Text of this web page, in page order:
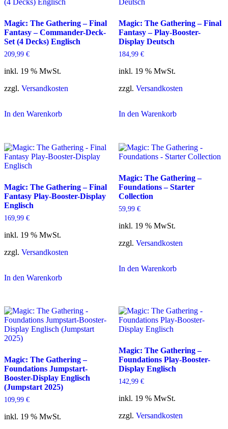
Magic: The Gathering – Final
Fantasy – Commander-Deck-
Set (4 Decks) Englisch
209,99 €
inkl. 19 % MwSt.
zzgl. Versandkosten
In den Warenkorb
Magic: The Gathering – Final
Fantasy – Play-Booster-
Display Deutsch
184,99 €
inkl. 19 % MwSt.
zzgl. Versandkosten
In den Warenkorb
Magic: The Gathering – Final
Fantasy Play-Booster-Display
Englisch
169,99 €
inkl. 19 % MwSt.
zzgl. Versandkosten
In den Warenkorb
Magic: The Gathering –
Foundations – Starter
Collection
59,99 €
inkl. 19 % MwSt.
zzgl. Versandkosten
In den Warenkorb
Magic: The Gathering –
Foundations Jumpstart-
Booster-Display Englisch
(Jumpstart 2025)
109,99 €
inkl. 19 % MwSt.
Magic: The Gathering –
Foundations Play-Booster-
Display Englisch
142,99 €
inkl. 19 % MwSt.
zzgl. Versandkosten